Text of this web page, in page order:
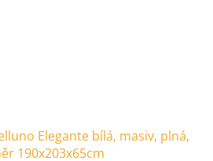
Elegante bílá, masiv, plná,
190x203x65cm